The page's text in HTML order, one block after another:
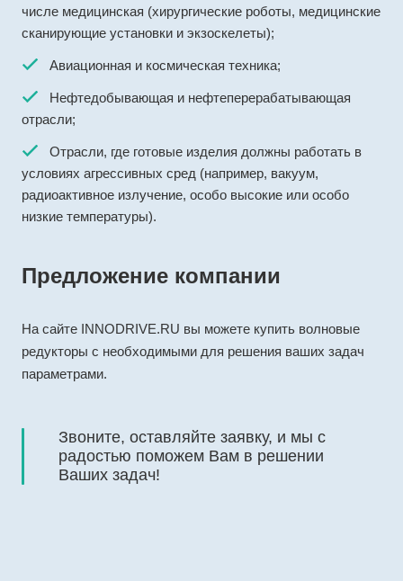
числе медицинская (хирургические роботы, медицинские
сканирующие установки и экзоскелеты);
Авиационная и космическая техника;
Нефтедобывающая и нефтеперерабатывающая
отрасли;
Отрасли, где готовые изделия должны работать в
условиях агрессивных сред (например, вакуум,
радиоактивное излучение, особо высокие или особо
низкие температуры).
Предложение компании
На сайте INNODRIVE.RU вы можете купить волновые
редукторы с необходимыми для решения ваших задач
параметрами.
Звоните, оставляйте заявку, и мы с
радостью поможем Вам в решении
Ваших задач!